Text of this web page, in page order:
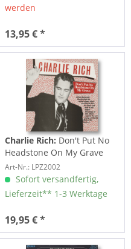
werden
13,95 € *
Charlie Rich: Don't Put No
Headstone On My Grave
(LP)
Art-Nr.: LPZ2002
Sofort versandfertig,
Lieferzeit** 1-3 Werktage
19,95 € *